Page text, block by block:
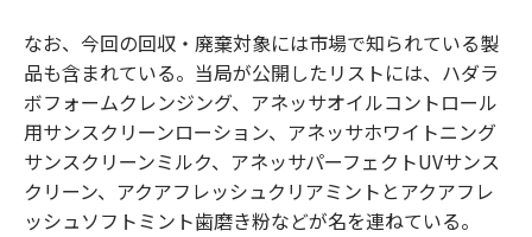
なお、今回の回収・廃棄対象には市場で知られている製
品も含まれている。当局が公開したリストには、ハダラ
ボフォームクレンジング、アネッサオイルコントロール
用サンスクリーンローション、アネッサホワイトニング
サンスクリーンミルク、アネッサパーフェクトUVサンス
クリーン、アクアフレッシュクリアミントとアクアフレ
ッシュソフトミント歯磨き粉などが名を連ねている。